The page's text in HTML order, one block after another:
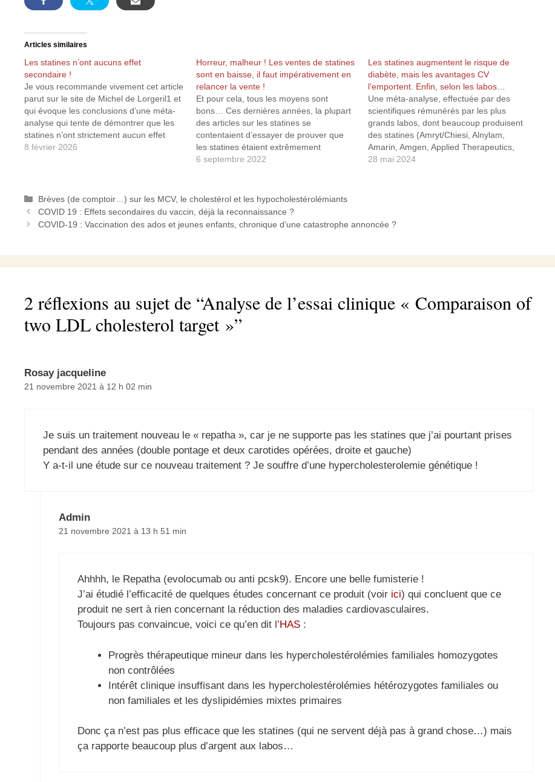
Articles similaires
Les statines n’ont aucuns effet
secondaire !
Je vous recommande vivement cet article
parut sur le site de Michel de Lorgeril1 et
qui évoque les conclusions d’une méta-
analyse qui tente de démontrer que les
statines n’ont strictement aucun effet
secondaire puisque, d’après cette étude,
8 février 2026
Horreur, malheur ! Les ventes de statines
sont en baisse, il faut impérativement en
relancer la vente !
Et pour cela, tous les moyens sont
bons… Ces dernières années, la plupart
des articles sur les statines se
contentaient d’essayer de prouver que
les statines étaient extrêmement
efficaces à réduire les maladies
constatée de 0,02 à 0,04 %, les
différentes études…
6 septembre 2022
Les statines augmentent le risque de
diabète, mais les avantages CV
l’emportent. Enfin, selon les labos…
Une méta-analyse, effectuée par des
scientifiques rémunérés par les plus
grands labos, dont beaucoup produisent
des statines (Amryt/Chiesi, Alnylam,
Amarin, Amgen, Applied Therapeutics,
Ascendia, Biogen, Boehringer-Ingelheim,
certes,…
28 mai 2024
Catégories
Brèves (de comptoir…) sur les MCV, le cholestérol et les hypocholestérolémiants
COVID 19 : Effets secondaires du vaccin, déjà la reconnaissance ?
COVID-19 : Vaccination des ados et jeunes enfants, chronique d’une catastrophe annoncée ?
2 réflexions au sujet de “Analyse de l’essai clinique « Comparaison of
two LDL cholesterol target »”
Rosay jacqueline
21 novembre 2021 à 12 h 02 min
Je suis un traitement nouveau le « repatha », car je ne supporte pas les statines que j’ai pourtant prises
pendant des années (double pontage et deux carotides opérées, droite et gauche)
Y a-t-il une étude sur ce nouveau traitement ? Je souffre d’une hypercholesterolemie génétique !
Admin
21 novembre 2021 à 13 h 51 min
Ahhhh, le Repatha (evolocumab ou anti pcsk9). Encore une belle fumisterie !
J’ai étudié l’efficacité de quelques études concernant ce produit (voir ici) qui concluent que ce
produit ne sert à rien concernant la réduction des maladies cardiovasculaires.
Toujours pas convaincue, voici ce qu’en dit l’HAS:
Progrès thérapeutique mineur dans les hypercholestérolémies familiales homozygotes
non contrôlées
Intérêt clinique insuffisant dans les hypercholestérolémies hétérozygotes familiales ou
non familiales et les dyslipidémies mixtes primaires
Donc ça n’est pas plus efficace que les statines (qui ne servent déjà pas à grand chose…) mais
ça rapporte beaucoup plus d’argent aux labos…